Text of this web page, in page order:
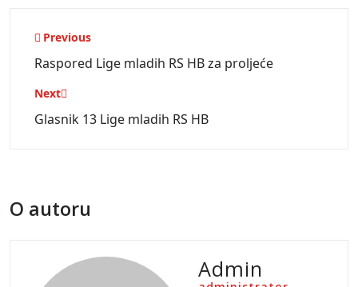
Navigacija
objava
Previous
Raspored Lige mladih RS HB za proljeće
Next
Glasnik 13 Lige mladih RS HB
O autoru
Admin